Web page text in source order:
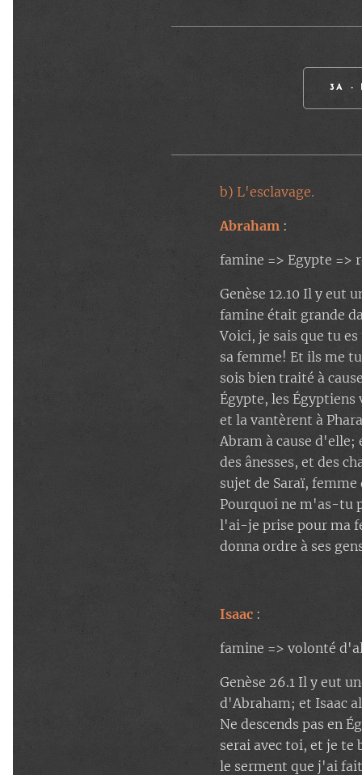
3A -
b) L'esclavage.
Abraham :
famine => Egypte =>
Genèse 12.10 Il y eut
famine était grande
Voici, je sais que tu
sa femme! Et ils me
sois bien traité à
Égypte, les Égyptiens
et la vantèrent à
Abram à cause d'elle;
des ânesses, et des
sujet de Saraï,
Pourquoi ne m'as-tu
l'ai-je prise pour ma
donna ordre à ses
Isaac :
famine => volonté
Genèse 26.1 Il y eut
d'Abraham; et Isaac
Ne descends pas en
serai avec toi, et je te
le serment que j'ai